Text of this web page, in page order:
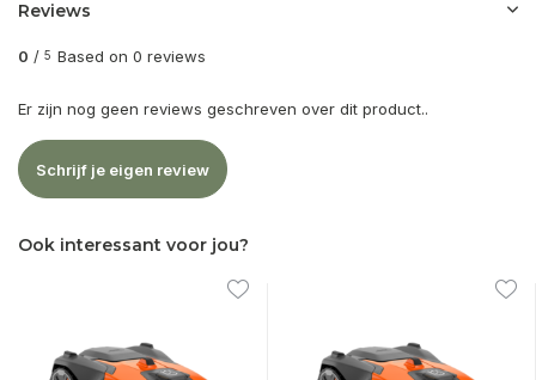
Reviews
0 / 5 Based on 0 reviews
Er zijn nog geen reviews geschreven over dit product..
Schrijf je eigen review
Ook interessant voor jou?